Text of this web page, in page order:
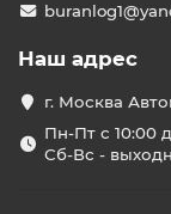
Наш адрес
г. Москва
Пн-Пт с 10:00
Сб-Вс -